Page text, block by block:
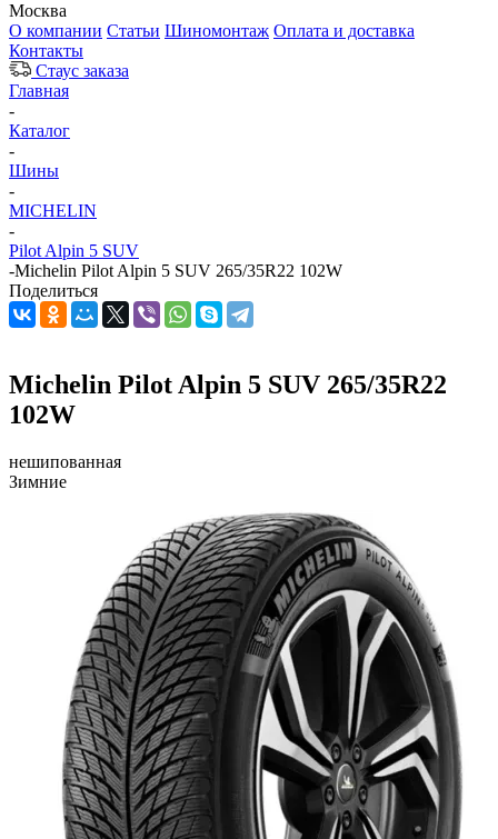
Москва
О компании Статьи Шиномонтаж Оплата и доставка
Контакты
Стаус заказа
Главная
-
Каталог
-
Шины
-
MICHELIN
-
Pilot Alpin 5 SUV
-Michelin Pilot Alpin 5 SUV 265/35R22 102W
Поделиться
Michelin Pilot Alpin 5 SUV 265/35R22
102W
нешипованная
Зимние